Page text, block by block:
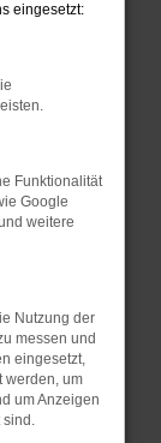
Stand
dazu
nicht mehr
eingesetzt:
Funktionalität
Google
weitere
Nutzung der
messen und
eingesetzt,
werden, um
um Anzeigen
sind.